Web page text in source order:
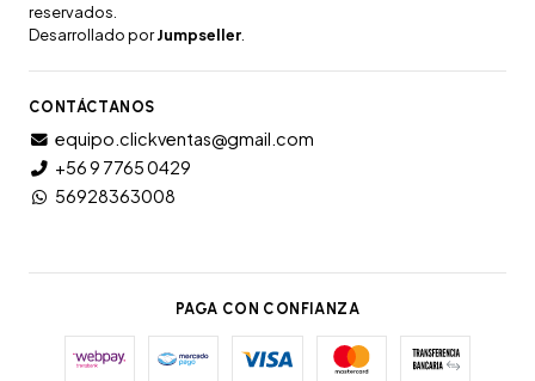
reservados.
Desarrollado porJumpseller
CONTÁCTANOS
equipo.clickventas@gmail.com
+56 9 7765 0429
56928363008
PAGA CON CONFIANZA